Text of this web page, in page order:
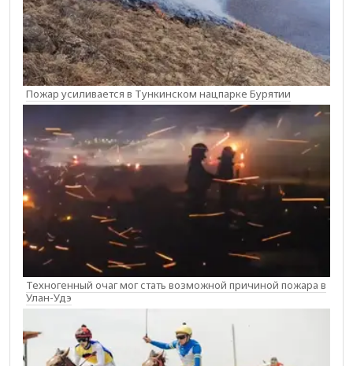
Пожар усиливается в Тункинском нацпарке Бурятии
Техногенный очаг мог стать возможной причиной пожара в
Улан-Удэ